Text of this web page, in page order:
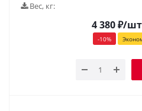
Вес, кг:
4 380₽/шт
-10%